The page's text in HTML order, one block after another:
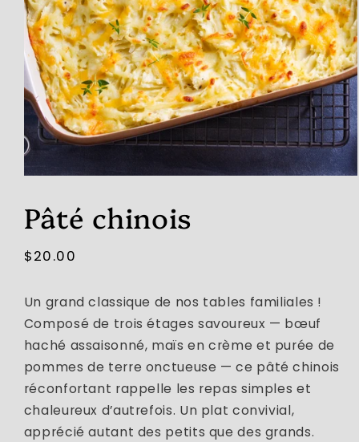
média
dans
fenêtre
modale
Pâté chinois
Prix
$20.00
Un grand classique de nos tables familiales !
Composé de trois étages savoureux — bœuf
haché assaisonné, maïs en crème et purée de
pommes de terre onctueuse — ce pâté chinois
réconfortant rappelle les repas simples et
chaleureux d’autrefois. Un plat convivial,
apprécié autant des petits que des grands.